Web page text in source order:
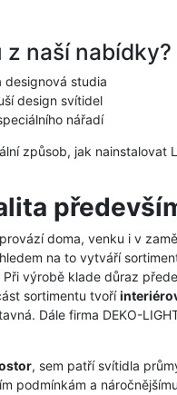
naší nabídky?
studia
design svítidel
nářadí
způsob, jak nainstalovat
doma, venku i v
na to vytváří
výrobě klade důraz
sortimentu tvoří
Dále firma DEKO-
, sem patří svítidla
podmínkám a